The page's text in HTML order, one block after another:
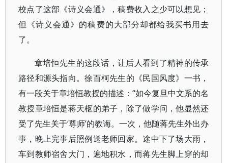
校点了这部《诗义会通》，稿费收入之少可以想见；
但《诗义会通》的稿费的大部分却都给我买书用去
了。
章培恒先生的这段话，让后人看到了精神的传承
路径和源头指向。徐百柯先生的《民国风度》一书，
有一段关于章培恒教授的描述：“如今复旦中文系的名
教授章培恒是蒋天枢的弟子，除了做学问，他显然还
受了先生关于‘尊师’的教诲。一次，他随蒋先生外出办
事，晚上完事后照例送老师回家。途中下了场大雨，
车到教师宿舍大门，遍地积水，而蒋先生脚上穿的却